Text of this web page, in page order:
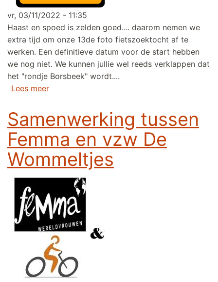
vr, 03/11/2022 - 11:35
Haast en spoed is zelden goed.... daarom nemen we
extra tijd om onze 13de foto fietszoektocht af te
werken. Een definitieve datum voor de start hebben
we nog niet. We kunnen jullie wel reeds verklappen dat
het "rondje Borsbeek" wordt....
Lees meerover Voorverkoop 13de foto fietszoektocht
Samenwerking tussen
Femma en vzw De
Wommeltjes